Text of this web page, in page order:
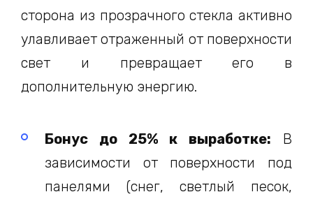
сторона из прозрачного стекла активно
улавливает отраженный от поверхности
свет и превращает его в
дополнительную энергию.
Бонус до 25% к выработке: В
зависимости от поверхности под
панелями (снег, светлый песок,